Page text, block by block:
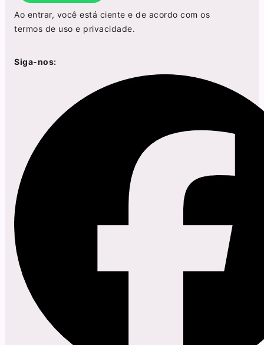
Ao entrar, você está ciente e de acordo com os
termos de uso e privacidade.
Siga-nos: